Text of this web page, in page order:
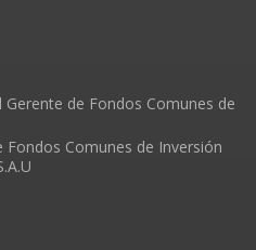
Fondos Comunes de Inversión